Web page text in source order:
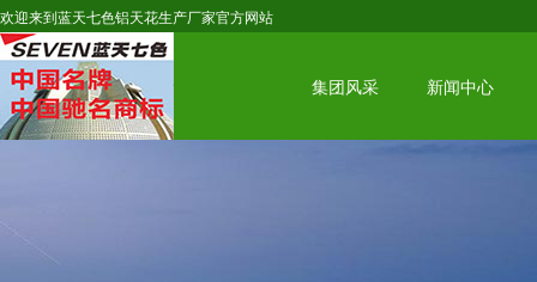
欢迎来到蓝天七色铝天花生产厂家官方网站
集团风采 新闻中心